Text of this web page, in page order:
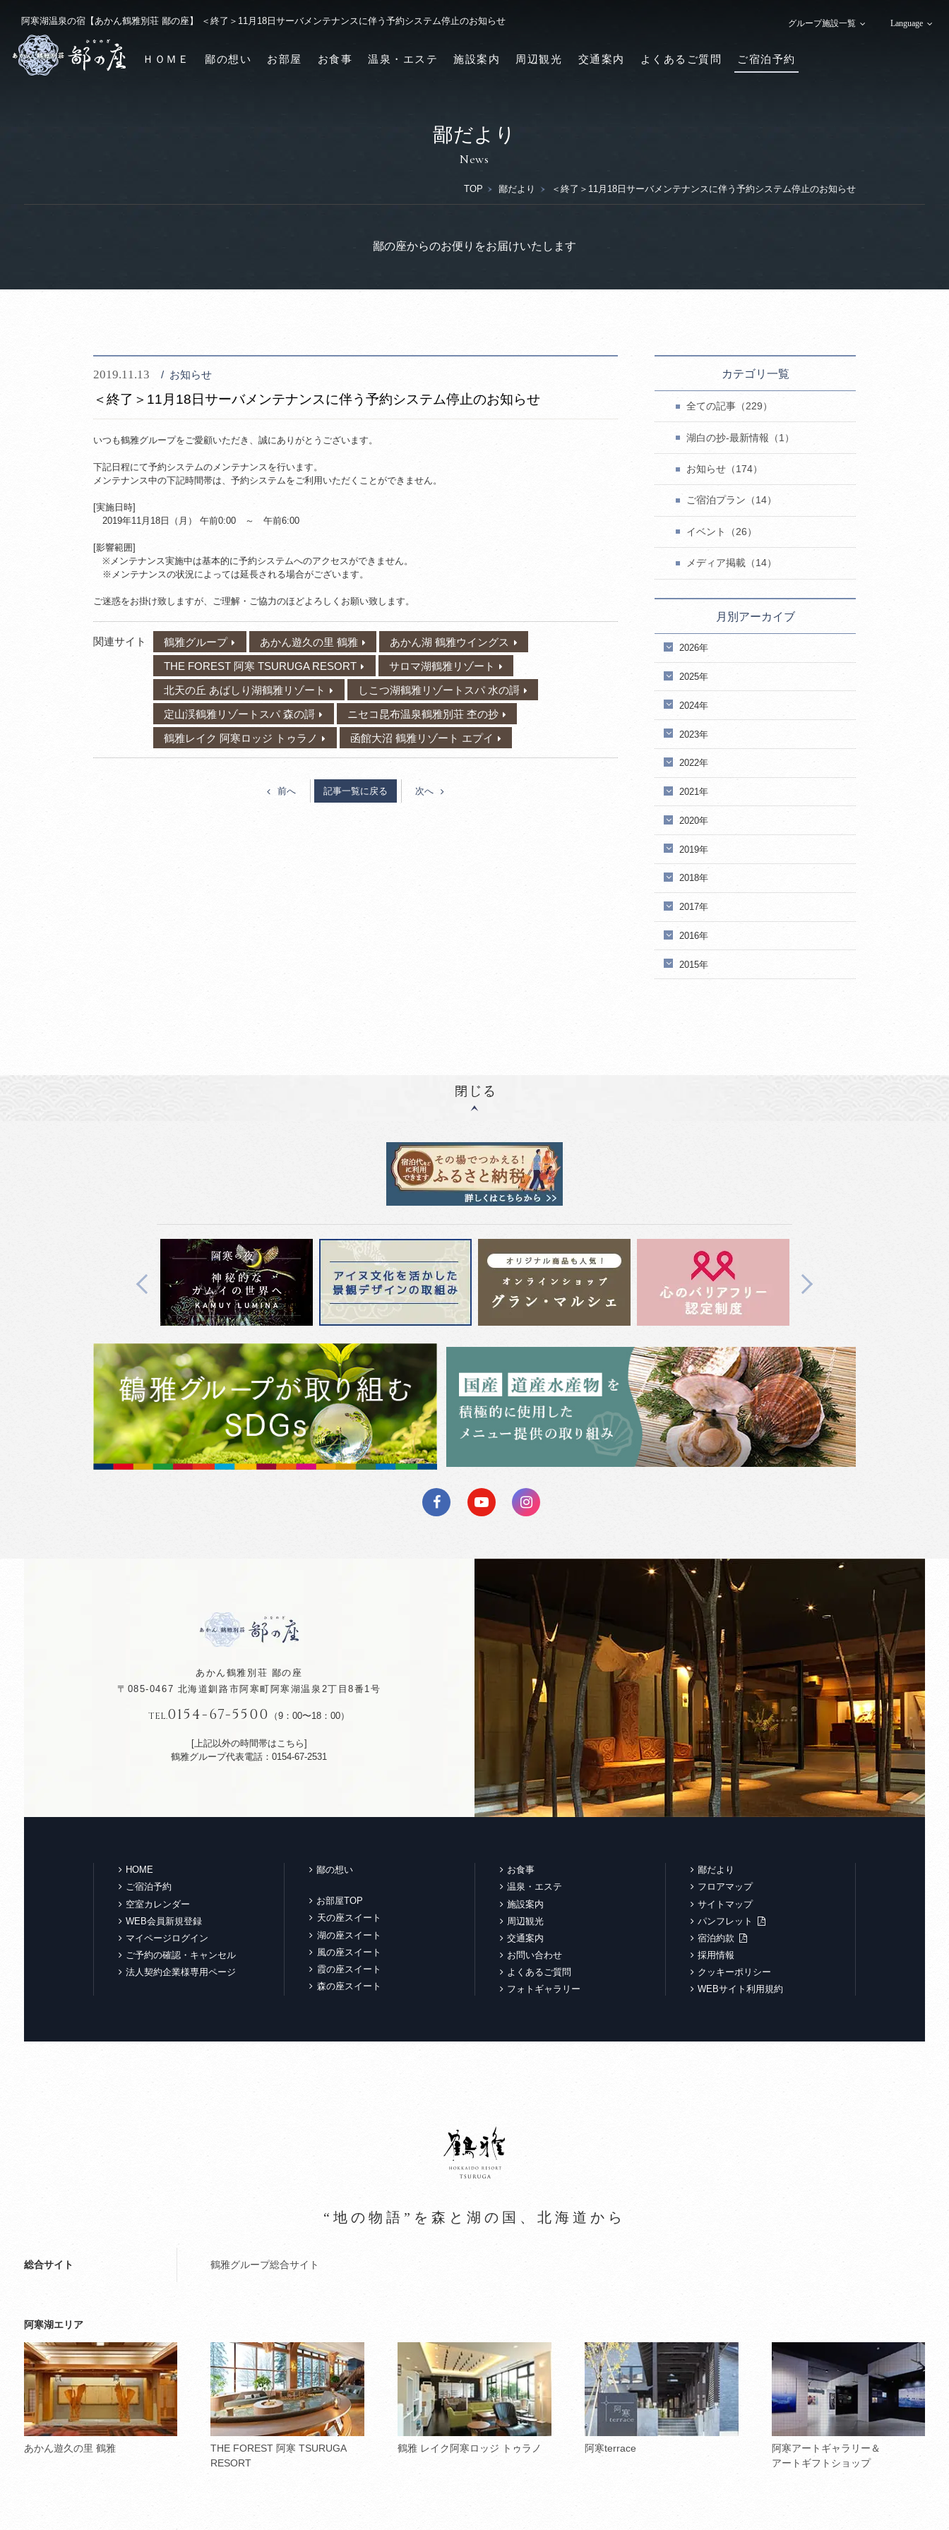
ＨＯＭＥ 鄙の想い お部屋 お食事 温泉・エステ 施設案内 周辺観光 交通案内 よくあるご質問 ご宿泊予約
阿寒湖温泉の宿【あかん鶴雅別荘 鄙の座】 ＜終了＞11月18日サーバメンテナンスに伴う予約システム停止のお知らせ グループ施設一覧 Language
鄙だより
News
TOP 鄙だより ＜終了＞11月18日サーバメンテナンスに伴う予約システム停止のお知らせ
鄙の座からのお便りをお届けいたします
2019.11.13 お知らせ
＜終了＞11月18日サーバメンテナンスに伴う予約システム停止のお知らせ
いつも鶴雅グループをご愛顧いただき、誠にありがとうございます。
下記日程にて予約システムのメンテナンスを行います。
メンテナンス中の下記時間帯は、予約システムをご利用いただくことができません。
[実施日時]
2019年11 月18日（月） 午前0:00 ～ 午前6:00
[影響範囲]
※メンテナンス実施中は基本的に予約システムへのアクセスができません。
※メンテナンスの状況によっては延長される場合がございます。
ご迷惑をお掛け致しますが、ご理解・ご協力のほどよろしくお願い致します。
関連サイト 鶴雅グループ あかん遊久の里 鶴雅
あかん湖 鶴雅ウイングス
THE FOREST 阿寒 TSURUGA RESORT
サロマ湖鶴雅リゾート
北天の丘 あばしり湖鶴雅リゾート
しこつ湖鶴雅リゾートスパ 水の謌
定山渓鶴雅リゾートスパ 森の謌
ニセコ昆布温泉鶴雅別荘 杢の抄
鶴雅レイク 阿寒ロッジ トゥラノ
函館大沼 鶴雅リゾート エプイ
前へ 記事一覧に戻る 次へ
カテゴリ一覧
全ての記事（229）
湖白の抄‐最新情報（1）
お知らせ（174）
ご宿泊プラン（14）
イベント（26）
メディア掲載（14）
月別アーカイブ
2026年
2025年
2024年
2023年
2022年
2021年
2020年
2019年
2018年
2017年
2016年
2015年
あかん鶴雅別荘 鄙の座
〒085-0467 北海道釧路市阿寒町阿寒湖温泉2丁目8番1号
TEL.0154-67-5500 （9：00〜18：00）
[上記以外の時間帯はこちら]
鶴雅グループ代表電話：0154-67-2531
HOME
ご宿泊予約
空室カレンダー
WEB会員新規登録
マイページログイン
ご予約の確認・キャンセル
法人契約企業様専用ページ
鄙の想い
お部屋TOP
天の座スイート
湖の座スイート
風の座スイート
霞の座スイート
森の座スイート
お食事
温泉・エステ
施設案内
周辺観光
交通案内
お問い合わせ
よくあるご質問
フォトギャラリー
鄙だより
フロアマップ
サイトマップ
パンフレット
宿泊約款
採用情報
クッキーポリシー
WEBサイト利用規約
“地の物語”を森と湖の国、北海道から
総合サイト 鶴雅グループ総合サイト
阿寒湖エリア
あかん遊久の里 鶴雅
THE FOREST 阿寒 TSURUGA
RESORT
鶴雅 レイク阿寒ロッジ トゥラノ 阿寒terrace
阿寒アートギャラリー＆
アートギフトショップ